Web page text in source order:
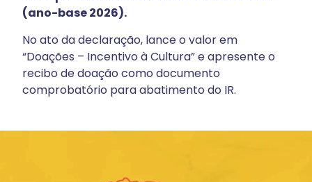
(ano-base 2026).
No ato da declaração, lance o valor em
“Doações – Incentivo à Cultura” e apresente o
recibo de doação como documento
comprobatório para abatimento do IR.